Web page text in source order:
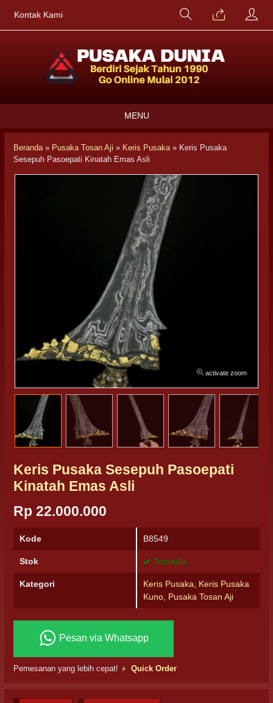
Kontak Kami
MENU
Beranda» Pusaka Tosan Aji » Keris Pusaka» Keris Pusaka
Sesepuh Pasoepati Kinatah Emas Asli
activate zoom
Keris Pusaka Sesepuh Pasoepati
Kinatah Emas Asli
Rp 22.000.000
Kode B8549
Stok Tersedia
Kategori Keris Pusaka
Keris Pusaka
Kuno Pusaka Tosan Aji
Pesan via Whatsapp
Pemesanan yang lebih cepat! Quick Order